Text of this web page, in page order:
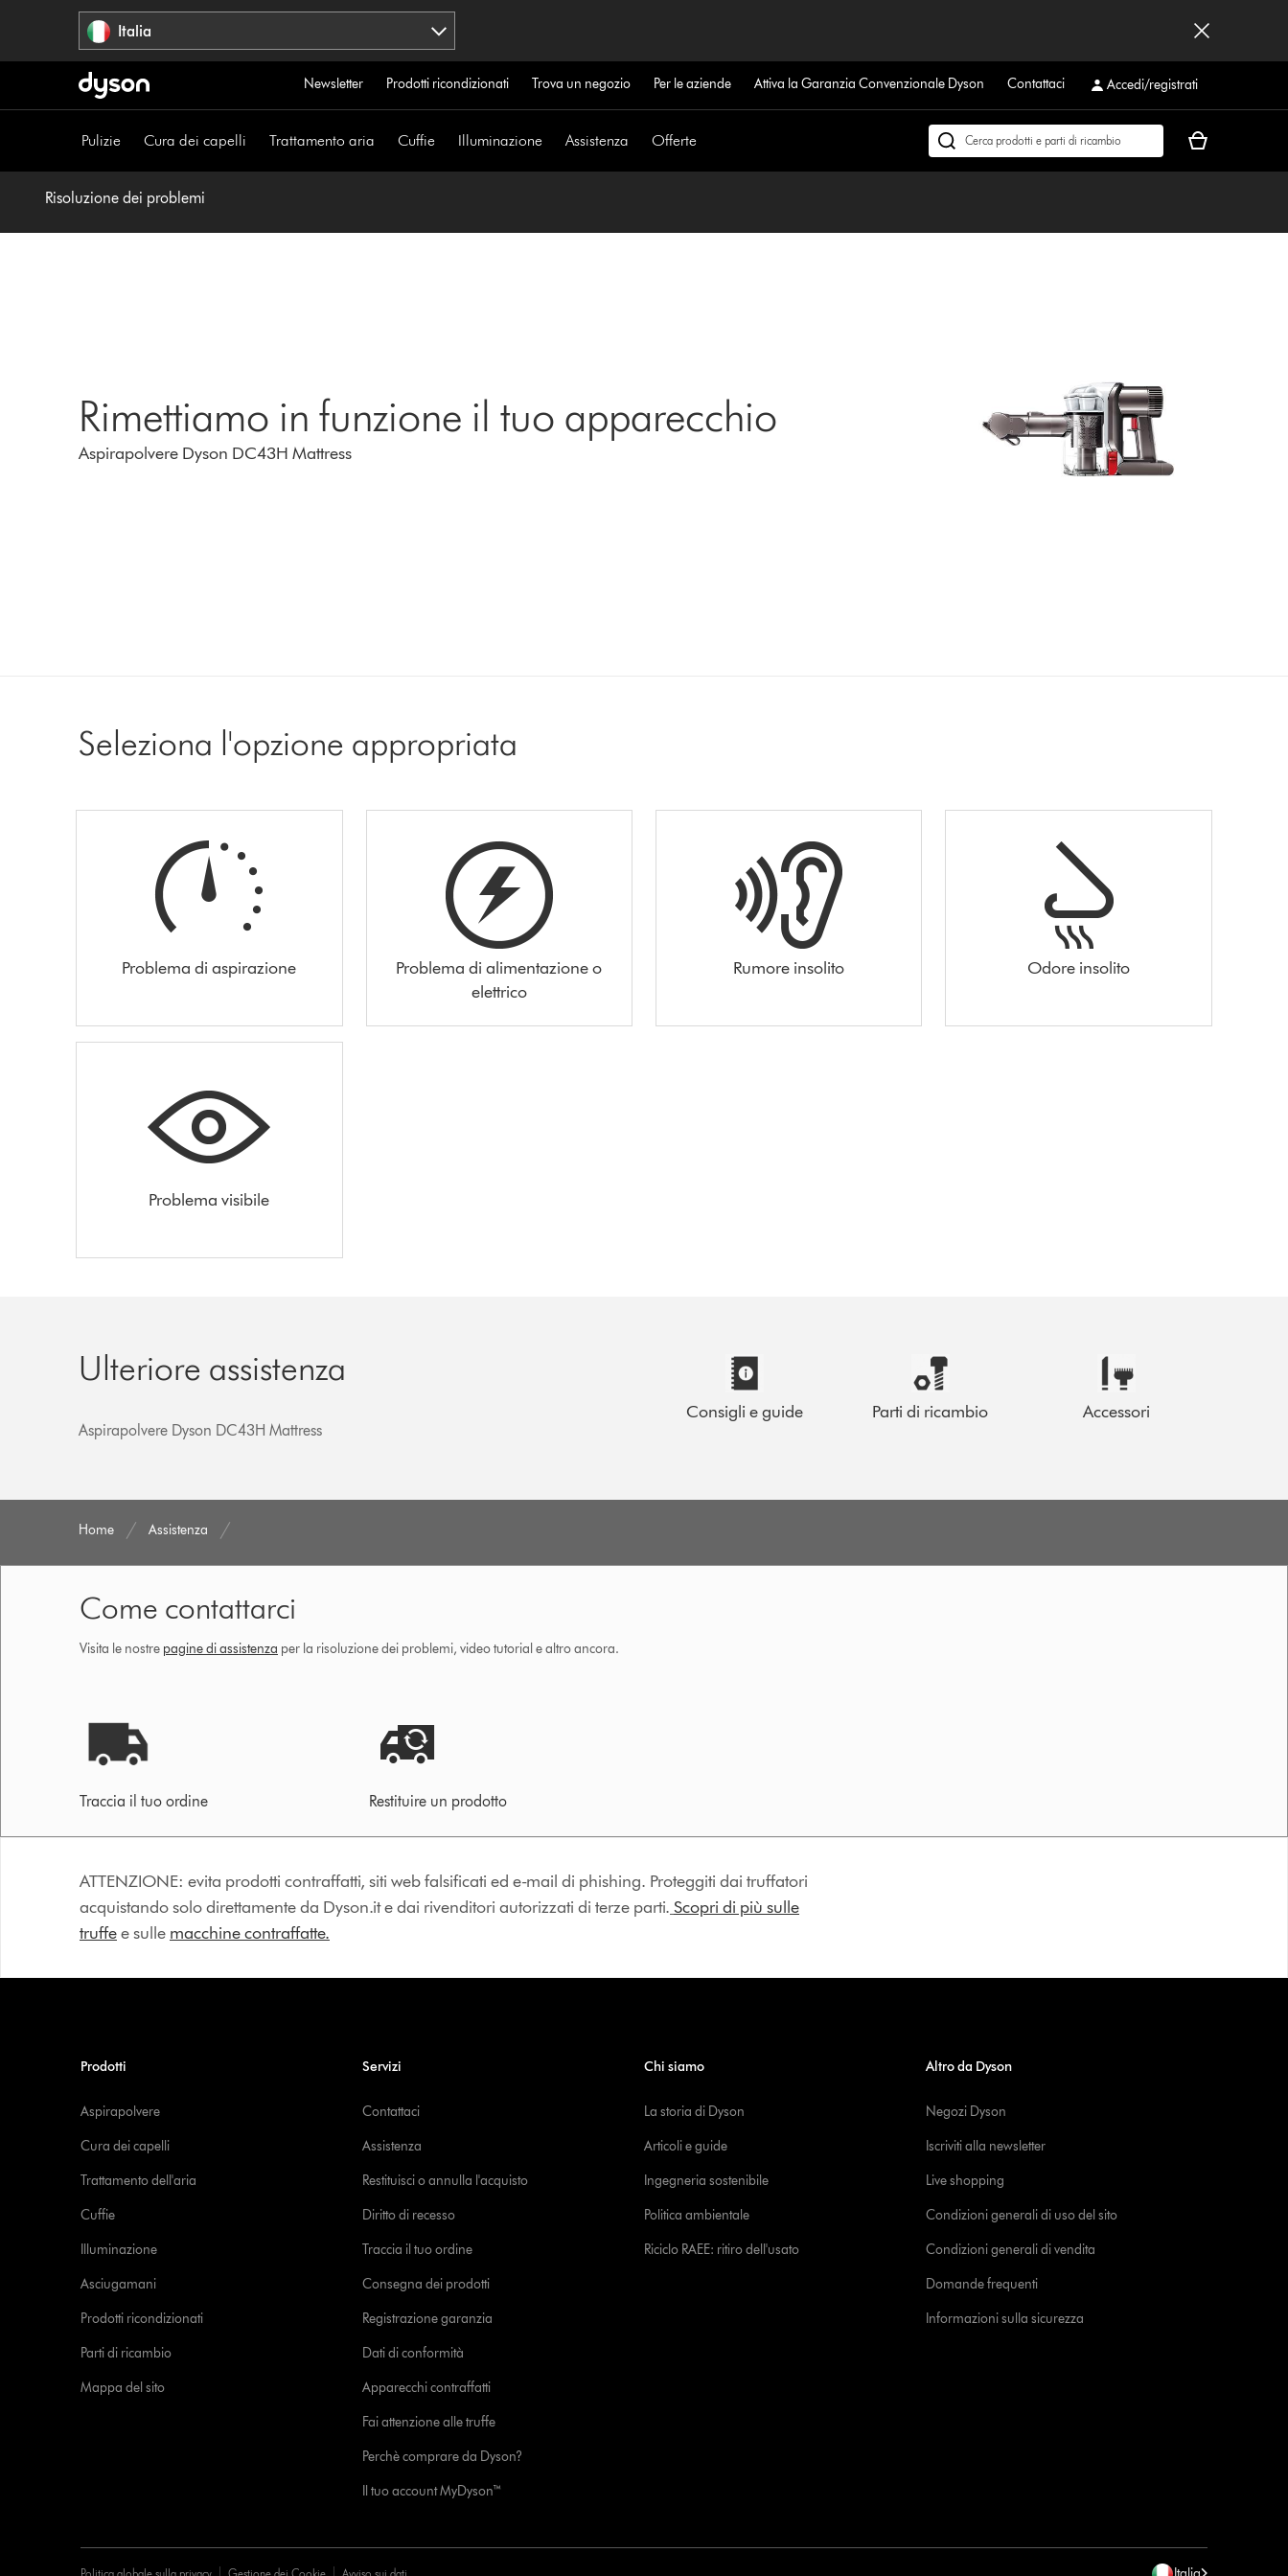
Italia
Newsletter Prodotti ricondizionati Trova un negozio Per le aziende Attiva la Garanzia Convenzionale Dyson Contattaci Accedi/registrati
Pulizie Cura dei capelli Trattamento aria Cuffie Illuminazione Assistenza Offerte
Cerca
Il
Risoluzione dei problemi
Rimettiamo in funzione il tuo apparecchio
Aspirapolvere Dyson DC43H Mattress
Seleziona l'opzione appropriata
Problema di aspirazione
Problema di alimentazione o
elettrico
Rumore insolito Odore insolito
Problema visibile
Ulteriore assistenza
Aspirapolvere Dyson DC43H Mattress
Consigli e guide Parti di ricambio Accessori
Home Assistenza
Come contattarci
Visita le nostre pagine di assistenza per la risoluzione dei problemi, video tutorial e altro ancora.
Traccia il tuo ordine Restituire un prodotto
ATTENZIONE: evita prodotti contraffatti, siti web falsificati ed e-mail di phishing. Proteggiti dai truffatori
acquistando solo direttamente da Dyson.it e dai rivenditori autorizzati di terze parti. Scopri di più sulle
truffee sulle macchine contraffatte.
Prodotti
Aspirapolvere
Cura dei capelli
Trattamento dell'aria
Cuffie
Illuminazione
Asciugamani
Prodotti ricondizionati
Parti di ricambio
Mappa del sito
Servizi
Contattaci
Assistenza
Restituisci o annulla l'acquisto
Diritto di recesso
Traccia il tuo ordine
Consegna dei prodotti
Registrazione garanzia
Dati di conformità
Apparecchi contraffatti
Fai attenzione alle truffe
Perchè comprare da Dyson?
Il tuo account MyDyson™
Chi siamo
La storia di Dyson
Articoli e guide
Ingegneria sostenibile
Politica ambientale
Riciclo RAEE: ritiro dell'usato
Altro da Dyson
Negozi Dyson
Iscriviti alla newsletter
Live shopping
Condizioni generali di uso del sito
Condizioni generali di vendita
Domande frequenti
Informazioni sulla sicurezza